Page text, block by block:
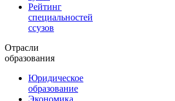
Рейтинг
специальностей
ссузов
Отрасли
образования
Юридическое
образование
Экономика